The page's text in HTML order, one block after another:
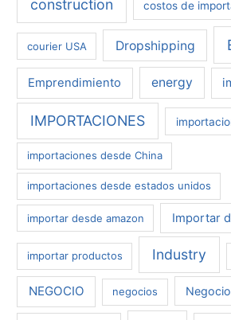
construction costos de
courier USA Dropshipping
Emprendimiento energy
IMPORTACIONES
importaciones desde China
importaciones desde estados unidos
importar desde amazon Importar
importar productos Industry
NEGOCIO negocios